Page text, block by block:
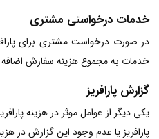
خدمات درخواستی مشتری
در صورت درخواست مشتری برای
خدمات به مجموع هزینه سفارش
گزارش پارافریز
یکی دیگر از عوامل موثر در هزینه
پارافریز یا عدم وجود این گزارش در